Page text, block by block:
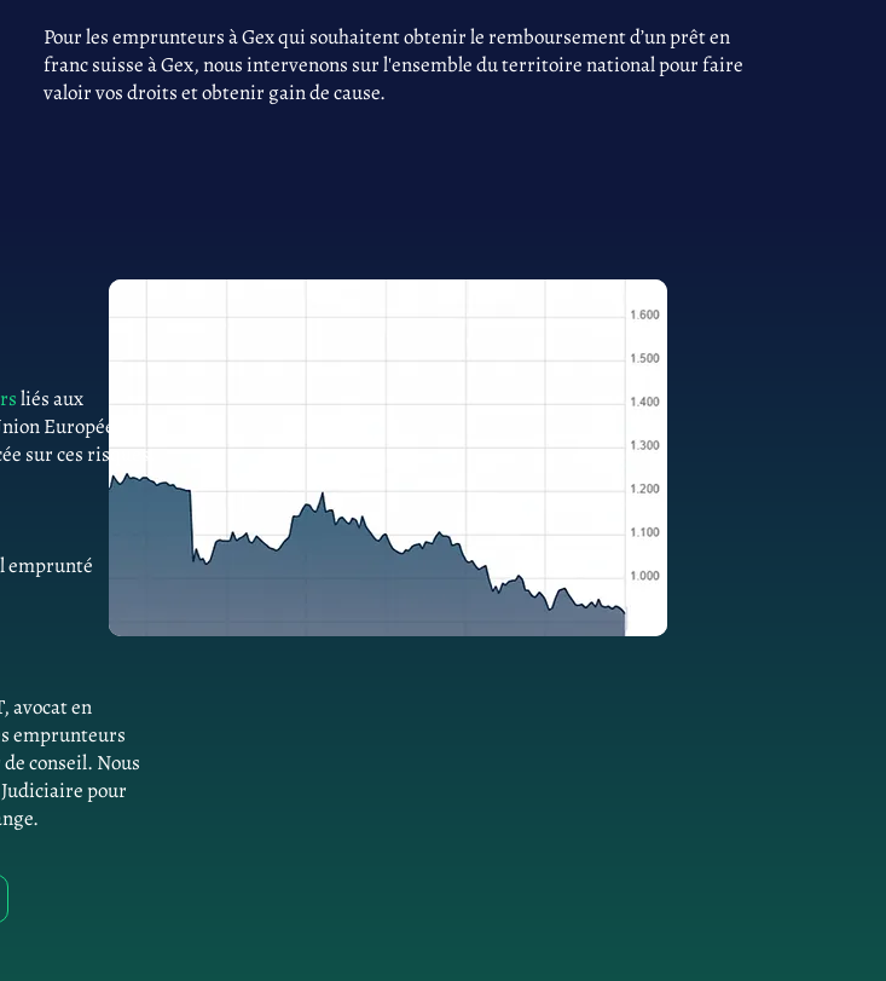
Pour les emprunteurs à Gex qui souhaitent obtenir le remboursement d’un prêt en
franc suisse à Gex, nous intervenons sur l'ensemble du territoire national pour faire
valoir vos droits et obtenir gain de cause.
liés aux
Européenne
sur ces risques.
emprunté
avocat en
emprunteurs
conseil. Nous
pour